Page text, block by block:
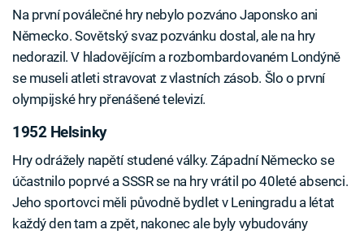
Na první poválečné hry nebylo pozváno Japonsko ani
Německo. Sovětský svaz pozvánku dostal, ale na hry
nedorazil. V hladovějícím a rozbombardovaném Londýně
se museli atleti stravovat z vlastních zásob. Šlo o první
olympijské hry přenášené televizí.
1952 Helsinky
Hry odrážely napětí studené války. Západní Německo se
účastnilo poprvé a SSSR se na hry vrátil po 40leté absenci.
Jeho sportovci měli původně bydlet v Leningradu a létat
každý den tam a zpět, nakonec ale byly vybudovány